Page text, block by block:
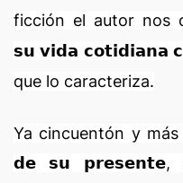
ficción el autor nos
𝘀𝘂 𝘃𝗶𝗱𝗮 𝗰𝗼𝘁𝗶𝗱𝗶𝗮𝗻𝗮
que lo caracteriza.
Ya cincuentón y
𝗱𝗲 𝘀𝘂 𝗽𝗿𝗲𝘀𝗲𝗻𝘁𝗲,